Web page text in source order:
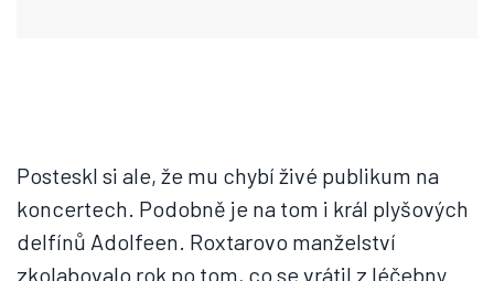
Posteskl si ale, že mu chybí živé publikum na
koncertech. Podobně je na tom i král plyšových
delfínů Adolfeen. Roxtarovo manželství
zkolabovalo rok po tom, co se vrátil z léčebny